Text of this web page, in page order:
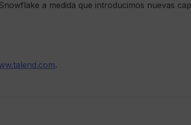
a medida que introducimos nuevas
.